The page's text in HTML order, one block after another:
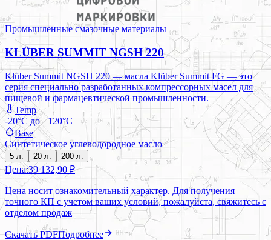
Промышленные смазочные материалы
KLÜBER SUMMIT NGSH 220
Klüber Summit NGSH 220 — масла Klüber Summit FG — это
серия специально разработанных компрессорных масел для
пищевой и фармацевтической промышленности.
Temp
-20°C до +120°C
Base
Синтетическое углеводородное масло
5 л. 20 л. 200 л.
Цена:39 132,90 ₽
Цена носит ознакомительный характер. Для получения
точного КП с учетом ваших условий, пожалуйста, свяжитесь с
отделом продаж
Скачать PDFПодробнее